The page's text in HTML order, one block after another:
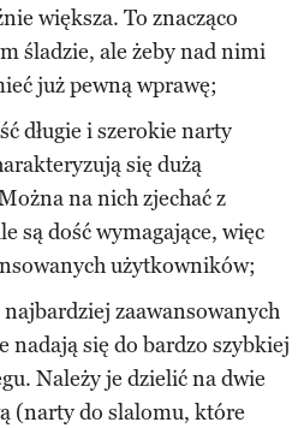
większa. To znacząco
śladzie, ale żeby nad nimi
już pewną wprawę;
długie i szerokie narty
się dużą
na nich zjechać z
są dość wymagające, więc
użytkowników;
zaawansowanych
nadają się do bardzo szybkiej
Należy je dzielić na dwie
(narty do slalomu, które